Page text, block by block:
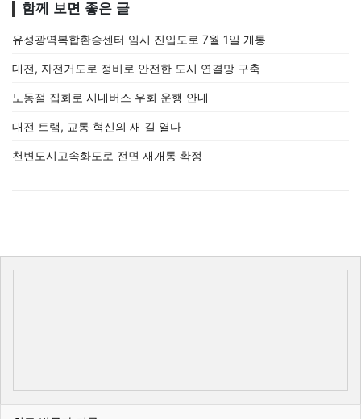
함께 보면 좋은 글
유성광역복합환승센터 임시 진입도로 7월 1일 개통
대전, 자전거도로 정비로 안전한 도시 연결망 구축
노동절 집회로 시내버스 우회 운행 안내
대전 트램, 교통 혁신의 새 길 열다
천변도시고속화도로 전면 재개통 확정